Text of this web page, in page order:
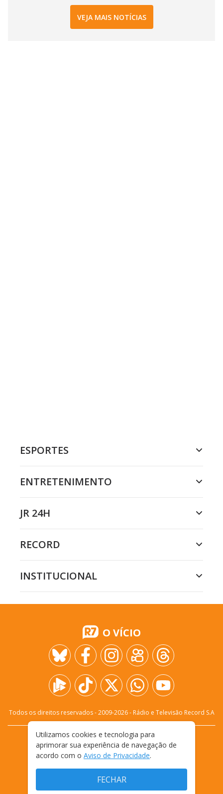
VEJA MAIS NOTÍCIAS
ESPORTES
ENTRETENIMENTO
JR 24H
RECORD
INSTITUCIONAL
O VÍCIO
Todos os direitos reservados - 2009-2026- Rádio e Televisão Record S.A
FALE CONOSCO
PRIVACIDADE
TERMOS E CONDIÇÕES DE USO
Utilizamos cookies e tecnologia para
aprimorar sua experiência de navegação de
acordo com o Aviso de Privacidade.
FECHAR